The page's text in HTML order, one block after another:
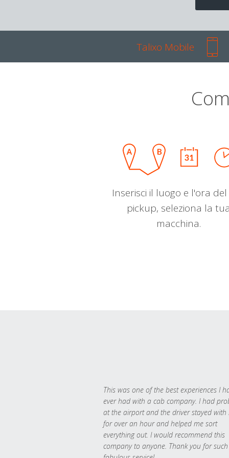
Talixo Mobile
Inserisci il luogo e l'ora
pickup, seleziona la
macchina.
This was one of the best experiences I
ever had with a cab company. I had
at the airport and the driver stayed with
for over an hour and helped me sort
everything out. I would recommend this
company to anyone. Thank you for such